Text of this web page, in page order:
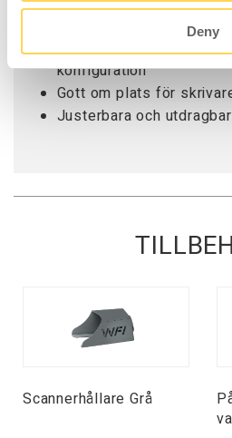
Deny
Rejäla hjul med broms
Tillbehör för att skapa
konfiguration
Gott om plats för
Justerbara och
Scannerhållare Grå